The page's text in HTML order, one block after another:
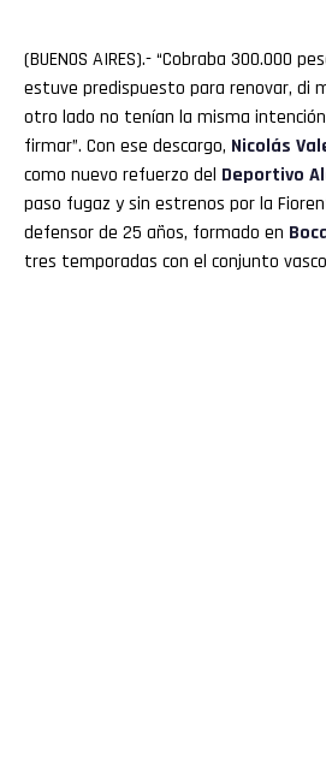
(BUENOS AIRES).- “Cobraba 300.000
estuve predispuesto para renovar, di
otro lado no tenían la misma
firmar”. Con ese descargo, Nicolás
como nuevo refuerzo del Deportivo
paso fugaz y sin estrenos por la
defensor de 25 años, formado en
tres temporadas con el conjunto